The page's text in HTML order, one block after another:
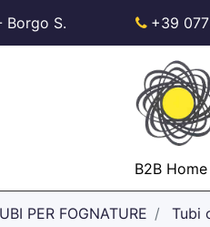
Borgo S. +39
B2B Home
PER FOGNATURE Tubi